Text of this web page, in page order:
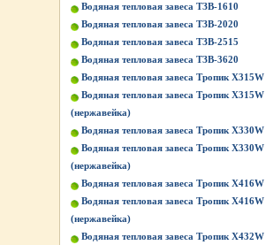
Водяная тепловая завеса ТЗВ-1610
Водяная тепловая завеса ТЗВ-2020
Водяная тепловая завеса ТЗВ-2515
Водяная тепловая завеса ТЗВ-3620
Водяная тепловая завеса Тропик X315W
Водяная тепловая завеса Тропик X315W
(нержавейка)
Водяная тепловая завеса Тропик X330W
Водяная тепловая завеса Тропик X330W
(нержавейка)
Водяная тепловая завеса Тропик X416W
Водяная тепловая завеса Тропик X416W
(нержавейка)
Водяная тепловая завеса Тропик X432W